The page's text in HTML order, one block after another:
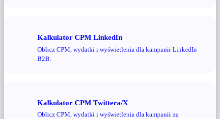
Kalkulator CPM LinkedIn
Oblicz CPM, wydatki i wyświetlenia dla kampanii LinkedIn
B2B.
Kalkulator CPM Twittera/X
Oblicz CPM, wydatki i wyświetlenia dla kampanii na